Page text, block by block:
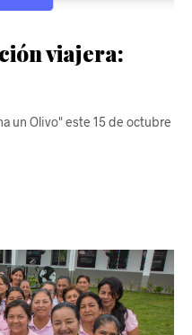
viajera:
un Olivo" este 15 de octubre